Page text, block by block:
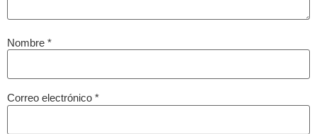
Nombre *
Correo electrónico *